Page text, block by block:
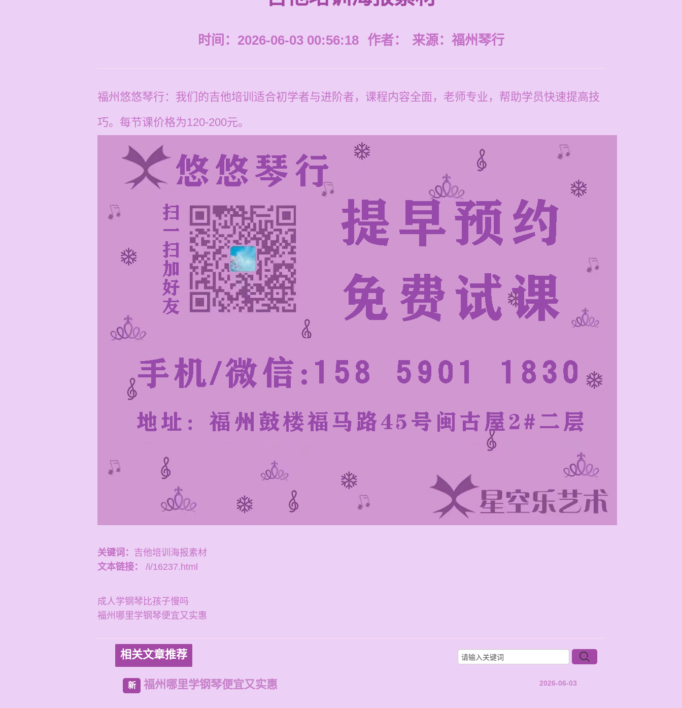
时间：2026-06-03 00:56:18 作者： 来源： 福州琴行
福州悠悠琴行：我们的吉他培训适合初学者与进阶者，课程内容全面，老师专业，帮助学员快速提高技
巧。每节课价格为120-200元。
关键词： 吉他培训海报素材
文本链接：
/i/16237.html
成人学钢琴比孩子慢吗
福州哪里学钢琴便宜又实惠
相关文章推荐
新 福州哪里学钢琴便宜又实惠 2026-06-03